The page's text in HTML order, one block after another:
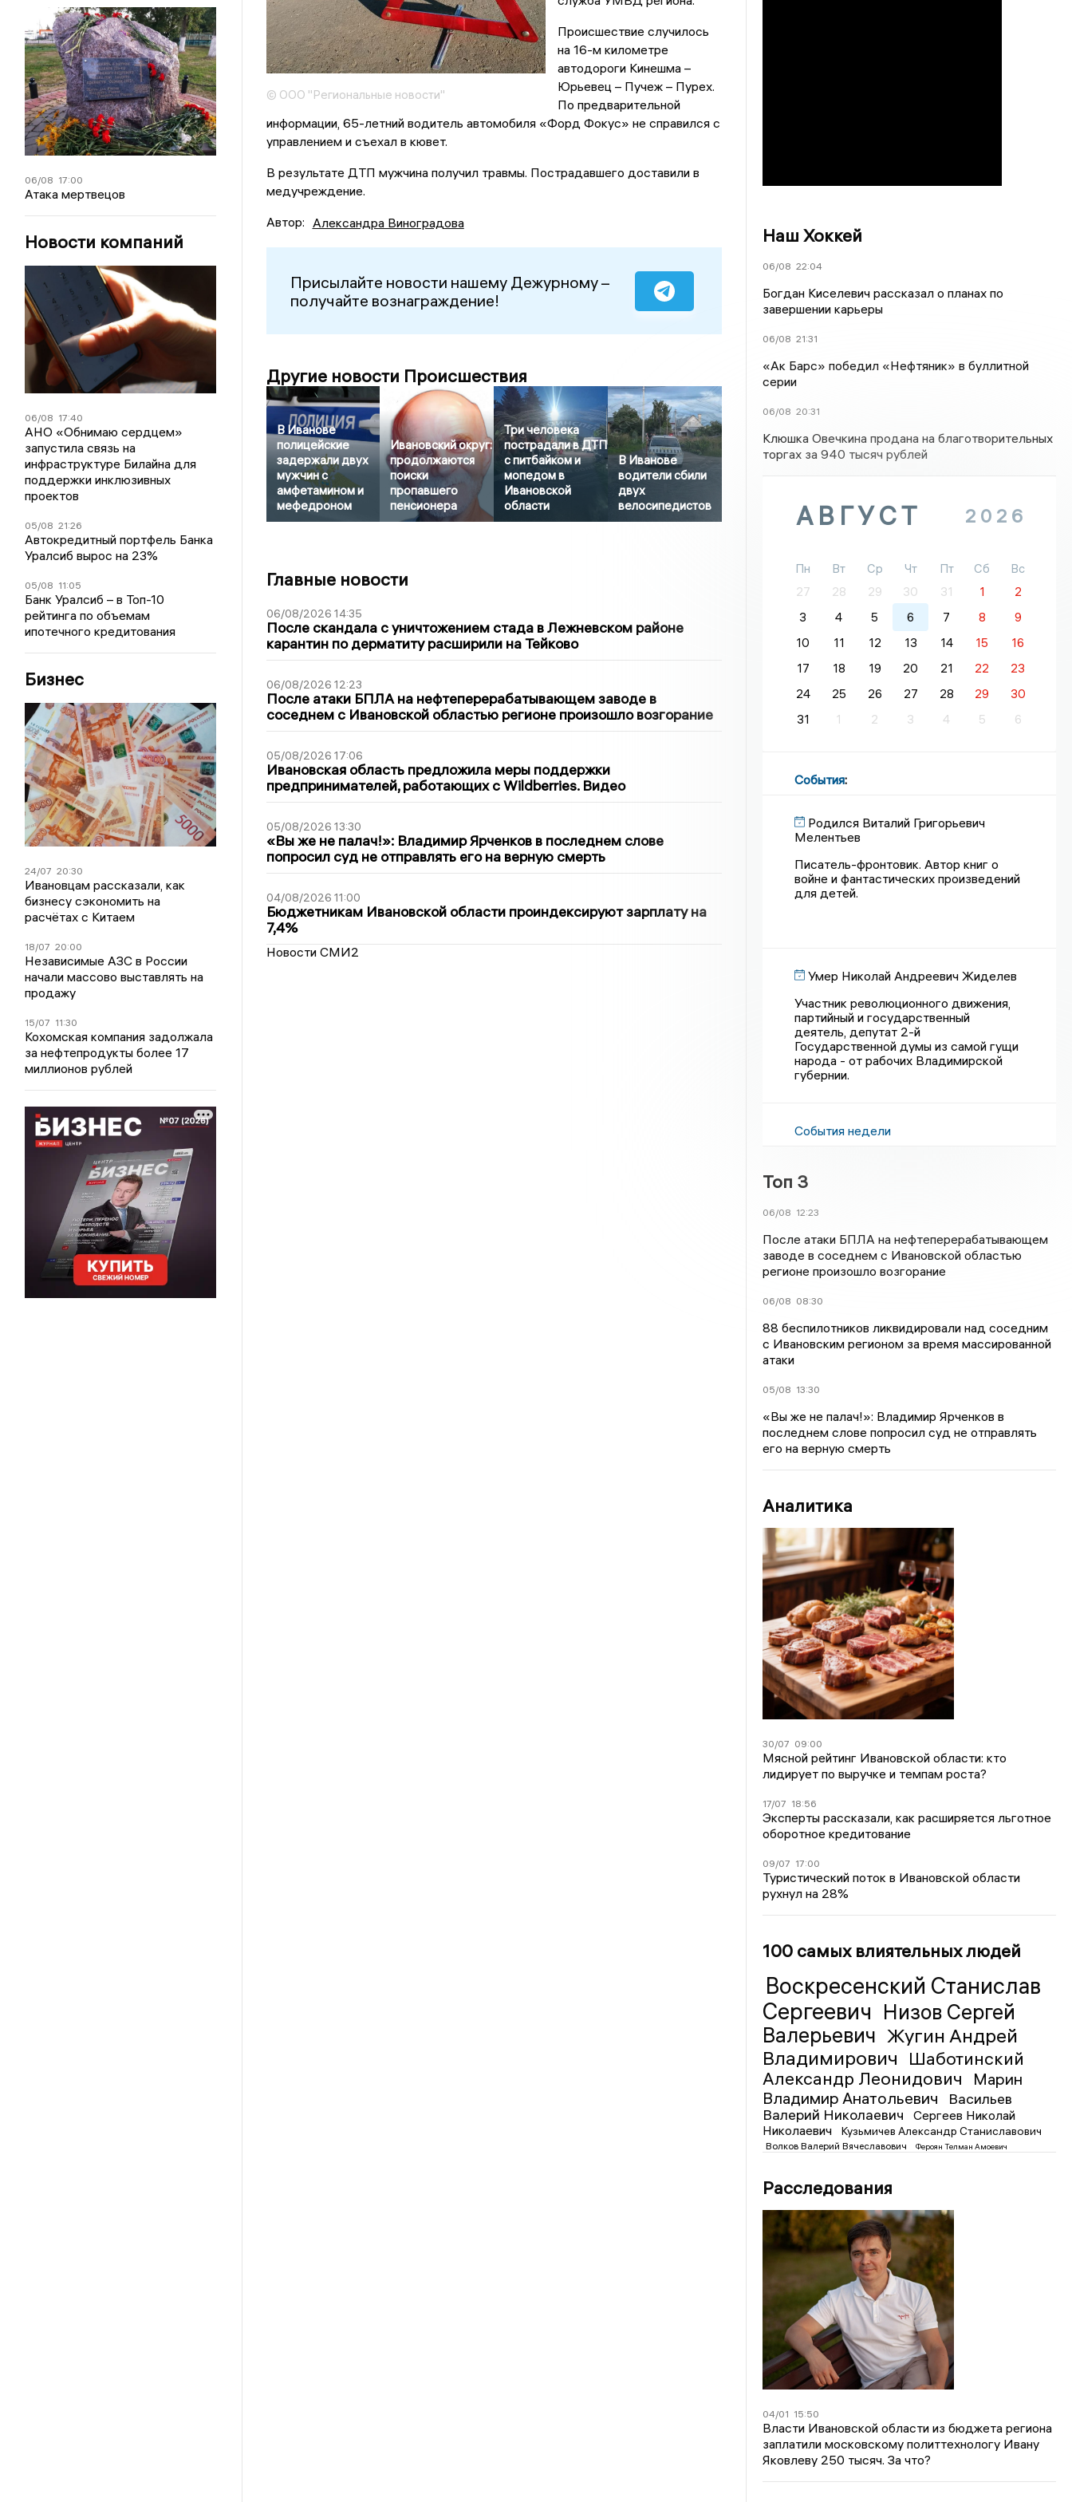
06/08 17:00
Атака мертвецов
Новости компаний
06/08 17:40
АНО «Обнимаю сердцем»
запустила связь на
инфраструктуре Билайна для
поддержки инклюзивных
проектов
05/08 21:26
Автокредитный портфель Банка
Уралсиб вырос на 23%
05/08 11:05
Банк Уралсиб – в Топ-10
рейтинга по объемам
ипотечного кредитования
Бизнес
24/07 20:30
Ивановцам рассказали, как
бизнесу сэкономить на
расчётах с Китаем
18/07 20:00
Независимые АЗС в России
начали массово выставлять на
продажу
15/07 11:30
Кохомская компания задолжала
за нефтепродукты более 17
миллионов рублей
© ООО "Региональные новости"
Происшествие случилось
на 16-м километре
автодороги Кинешма –
Юрьевец – Пучеж – Пурех.
По предварительной
информации, 65-летний водитель автомобиля «Форд Фокус» не справился с
управлением и съехал в кювет.
В результате ДТП мужчина получил травмы. Пострадавшего доставили в
медучреждение.
Автор: Александра Виноградова
Присылайте новости нашему Дежурному –
получайте вознаграждение!
Другие новости Происшествия
В Иванове
полицейские
задержали двух
мужчин с
амфетамином и
мефедроном
Ивановский округ:
продолжаются
поиски
пропавшего
пенсионера
Три человека
пострадали в ДТП
с питбайком и
мопедом в
Ивановской
области
В Иванове
водители сбили
двух
велосипедистов
Главные новости
06/08/2026 14:35
После скандала с уничтожением стада в Лежневском районе
карантин по дерматиту расширили на Тейково
06/08/2026 12:23
После атаки БПЛА на нефтеперерабатывающем заводе в
соседнем с Ивановской областью регионе произошло возгорание
05/08/2026 17:06
Ивановская область предложила меры поддержки
предпринимателей, работающих с Wildberries. Видео
05/08/2026 13:30
«Вы же не палач!»: Владимир Ярченков в последнем слове
попросил суд не отправлять его на верную смерть
04/08/2026 11:00
Бюджетникам Ивановской области проиндексируют зарплату на
7,4%
Новости СМИ2
Наш Хоккей
06/08 22:04
Богдан Киселевич рассказал о планах по
завершении карьеры
06/08 21:31
«Ак Барс» победил «Нефтяник» в буллитной
серии
06/08 20:31
Клюшка Овечкина продана на благотворительных
торгах за 940 тысяч рублей
АВГУСТ 2026
Пн Вт Ср Чт Пт Сб
Вс
27
28 29 30 31 1
2
3
4 5 6 7 8
9
10
11 12 13 14 15
16
17
18 19 20 21 22
23
24
25 26 27 28 29
30
31
1 2 3 4 5 6
События:
Родился Виталий Григорьевич
Мелентьев
Писатель-фронтовик. Автор книг о
войне и фантастических произведений
для детей.
Умер Николай Андреевич Жиделев
Участник революционного движения,
партийный и государственный
деятель, депутат 2-й
Государственной думы из самой гущи
народа - от рабочих Владимирской
губернии.
События недели
Топ 3
06/08 12:23
После атаки БПЛА на нефтеперерабатывающем
заводе в соседнем с Ивановской областью
регионе произошло возгорание
06/08 08:30
88 беспилотников ликвидировали над соседним
с Ивановским регионом за время массированной
атаки
05/08 13:30
«Вы же не палач!»: Владимир Ярченков в
последнем слове попросил суд не отправлять
его на верную смерть
Аналитика
30/07 09:00
Мясной рейтинг Ивановской области: кто
лидирует по выручке и темпам роста?
17/07 18:56
Эксперты рассказали, как расширяется льготное
оборотное кредитование
09/07 17:00
Туристический поток в Ивановской области
рухнул на 28%
100 самых влиятельных людей
Воскресенский Станислав
Сергеевич Низов Сергей
Валерьевич Жугин Андрей
Владимирович
Шаботинский
Александр Леонидович
Марин
Владимир Анатольевич
Васильев
Валерий Николаевич
Сергеев Николай
Николаевич
Кузьмичев Александр Станиславович
Волков Валерий Вячеславович Фероян Телман Амоевич
Расследования
04/01 15:50
Власти Ивановской области из бюджета региона
заплатили московскому политтехнологу Ивану
Яковлеву 250 тысяч. За что?